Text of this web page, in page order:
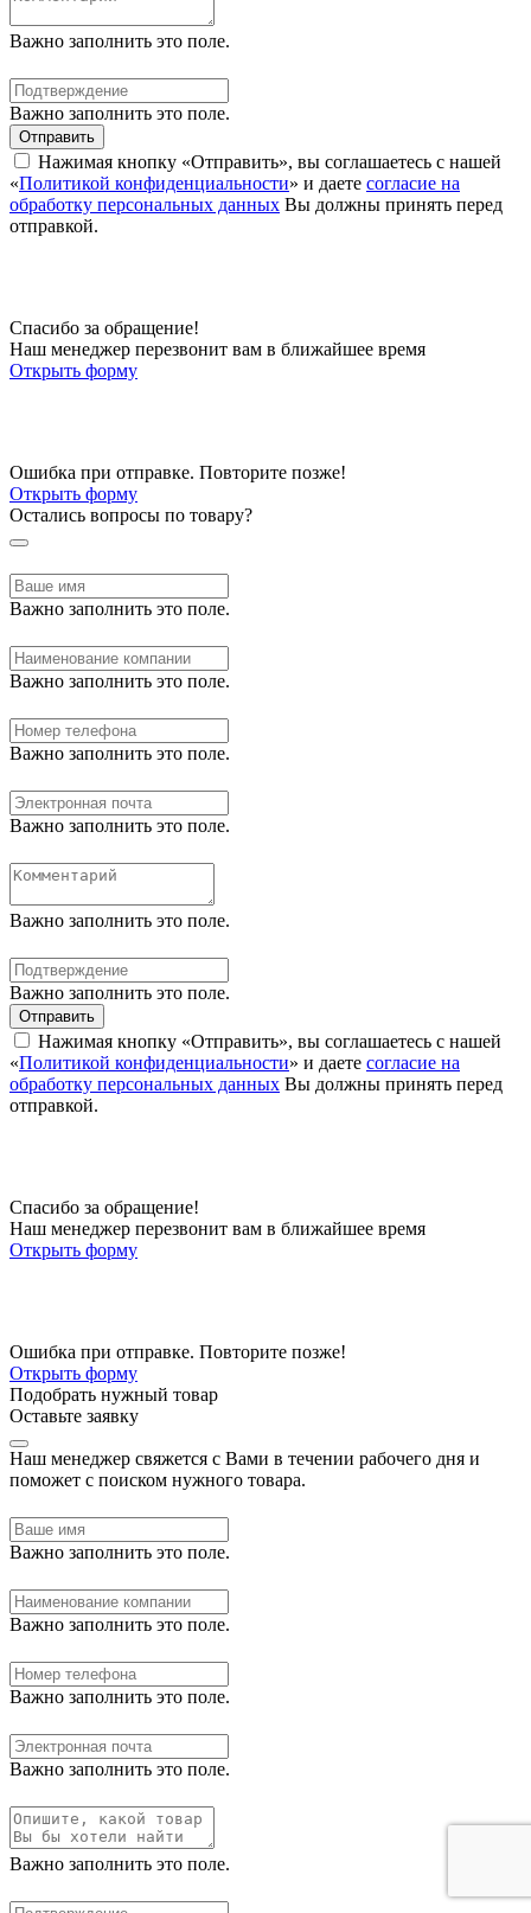
Важно заполнить это поле.
Важно заполнить это поле.
Отправить
Нажимая кнопку «Отправить», вы соглашаетесь с нашей
«Политикой конфиденциальности» и даете согласие на
обработку персональных данных Вы должны принять перед
отправкой.
Спасибо за обращение!
Наш менеджер перезвонит вам в ближайшее время
Открыть форму
Ошибка при отправке. Повторите позже!
Открыть форму
Остались вопросы по товару?
Важно заполнить это поле.
Важно заполнить это поле.
Важно заполнить это поле.
Важно заполнить это поле.
Важно заполнить это поле.
Важно заполнить это поле.
Отправить
Нажимая кнопку «Отправить», вы соглашаетесь с нашей
«Политикой конфиденциальности» и даете согласие на
обработку персональных данных Вы должны принять перед
отправкой.
Спасибо за обращение!
Наш менеджер перезвонит вам в ближайшее время
Открыть форму
Ошибка при отправке. Повторите позже!
Открыть форму
Подобрать нужный товар
Оставьте заявку
Наш менеджер свяжется с Вами в течении рабочего дня и
поможет с поиском нужного товара.
Важно заполнить это поле.
Важно заполнить это поле.
Важно заполнить это поле.
Важно заполнить это поле.
Важно заполнить это поле.